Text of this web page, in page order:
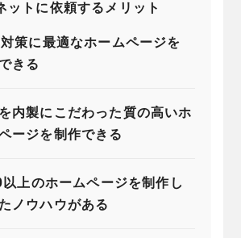
ットに依頼するメリット
策に最適なホームページを
きる
内製にこだわった質の高いホ
ージを制作できる
上のホームページを制作し
ノウハウがある